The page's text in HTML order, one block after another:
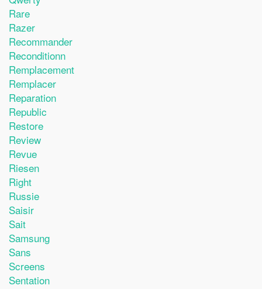
Rare
Razer
Recommander
Reconditionn
Remplacement
Remplacer
Reparation
Republic
Restore
Review
Revue
Riesen
Right
Russie
Saisir
Sait
Samsung
Sans
Screens
Sentation